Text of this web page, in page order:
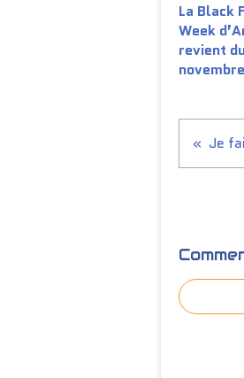
La Black
Week
revient
novembre
Je